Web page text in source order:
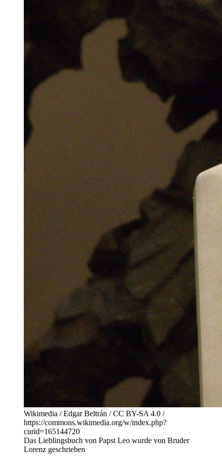
Wikimedia / Edgar Beltrán / CC BY-SA 4.0 /
https://commons.wikimedia.org/w/index.php?
curid=165144720
Das Lieblingsbuch von Papst Leo wurde von Bruder
Lorenz geschrieben